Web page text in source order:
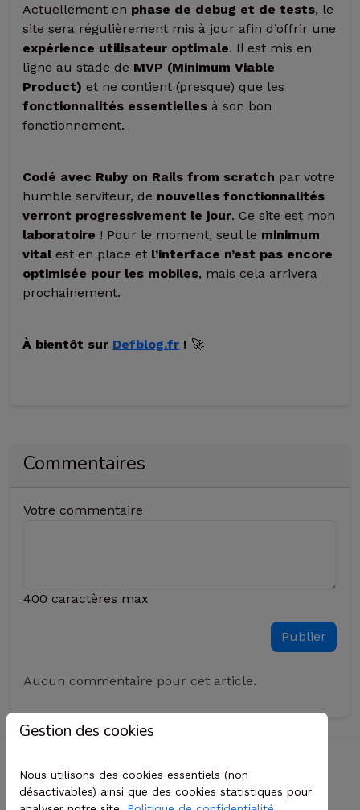
Gestion des cookies
Nous utilisons des cookies essentiels (non
désactivables) ainsi que des cookies statistiques pour
Actuellement en phase de debug et de tests, le
site sera régulièrement mis à jour afin d’offrir une
expérience utilisateur optimale. Il est mis en
ligne au stade de MVP (Minimum Viable
Product) et ne contient (presque) que les
fonctionnalités essentielles à son bon
fonctionnement.
Codé avec Ruby on Rails from scratch par votre
humble serviteur, de nouvelles fonctionnalités
verront progressivement le jour. Ce site est mon
laboratoire ! Pour le moment, seul le minimum
vitalest en place et l’interface n’est pas encore
optimisée pour les mobiles, mais cela arrivera
prochainement.
À bientôt sur Defblog.fr ! 🚀
Commentaires
Votre commentaire
400 caractères max
Aucun commentaire pour cet article.
Sitemap